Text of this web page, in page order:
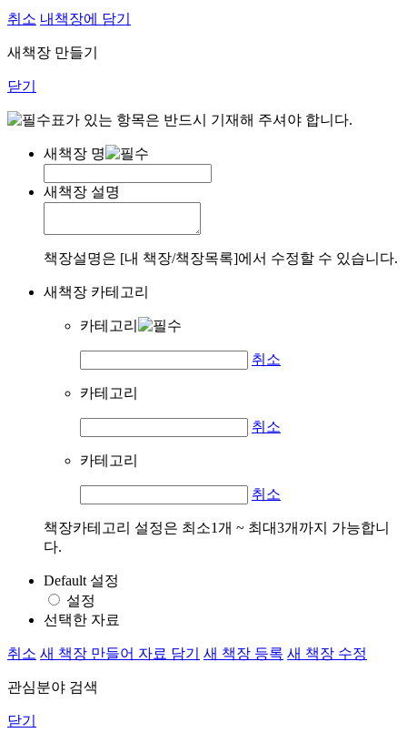
취소 내책장에 담기
새책장 만들기
닫기
표가 있는 항목은 반드시 기재해 주셔야 합니다.
새책장 명
새책장 설명
책장설명은 [내 책장/책장목록]에서 수정할 수 있습니다.
새책장 카테고리
카테고리
취소
카테고리
취소
카테고리
취소
책장카테고리 설정은 최소1개 ~ 최대3개까지 가능합니
다.
Default 설정
설정
선택한 자료
취소 새 책장 만들어 자료 담기 새 책장 등록 새 책장 수정
관심분야 검색
닫기